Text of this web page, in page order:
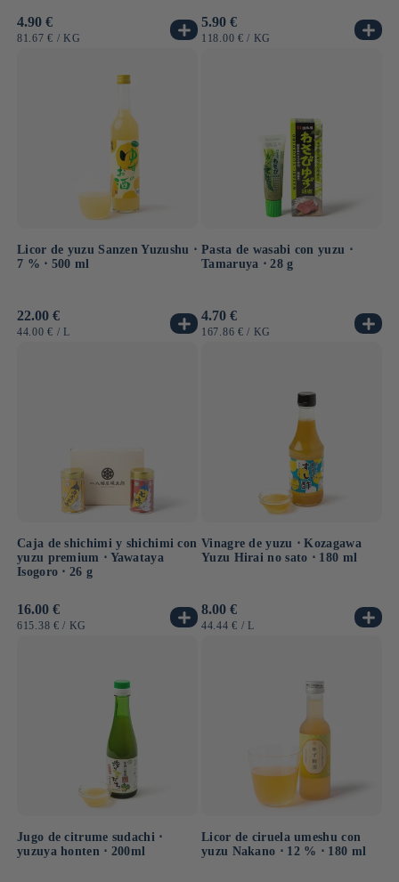
Precio
habitual
4.90 €
PRECIO
81.67 € / POR
KG
Precio
habitual
5.90 €
PRECIO
118.00 € / POR
KG
Licor de yuzu Sanzen Yuzushu ⋅
7 % ⋅ 500 ml
Precio
habitual
22.00 €
PRECIO
44.00 € / POR
L
Pasta de wasabi con yuzu ⋅
Tamaruya ⋅ 28 g
Precio
habitual
4.70 €
PRECIO
167.86 € / POR
KG
Caja de shichimi y shichimi con
yuzu premium ⋅ Yawataya
Isogoro ⋅ 26 g
Precio
habitual
16.00 €
PRECIO
615.38 € / POR
KG
Vinagre de yuzu ⋅ Kozagawa
Yuzu Hirai no sato ⋅ 180 ml
Precio
habitual
8.00 €
PRECIO
44.44 € / POR
L
Jugo de citrume sudachi ⋅
yuzuya honten ⋅ 200ml
Licor de ciruela umeshu con
yuzu Nakano ⋅ 12 % ⋅ 180 ml